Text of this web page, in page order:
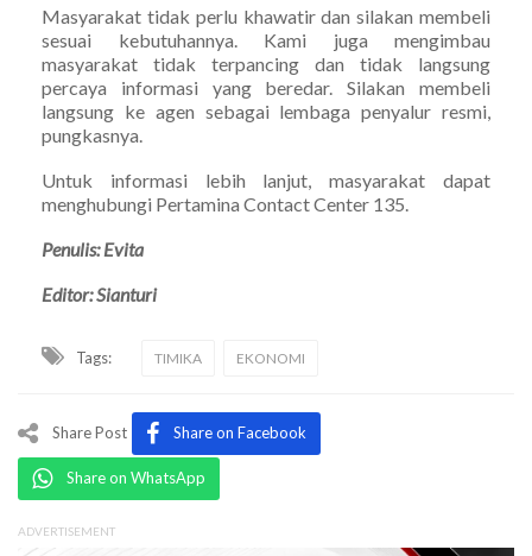
Masyarakat tidak perlu khawatir dan silakan membeli
sesuai kebutuhannya. Kami juga mengimbau
masyarakat tidak terpancing dan tidak langsung
percaya informasi yang beredar. Silakan membeli
langsung ke agen sebagai lembaga penyalur resmi,
pungkasnya.
Untuk informasi lebih lanjut, masyarakat dapat
menghubungi Pertamina Contact Center 135.
Penulis: Evita
Editor: Sianturi
Tags: TIMIKA EKONOMI
Share Post Share on Facebook
Share on WhatsApp
ADVERTISEMENT